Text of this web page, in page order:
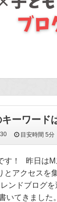
ーワード
目安時間5分
す！ 昨日は
とアクセス
ンドブログ
いてきまし